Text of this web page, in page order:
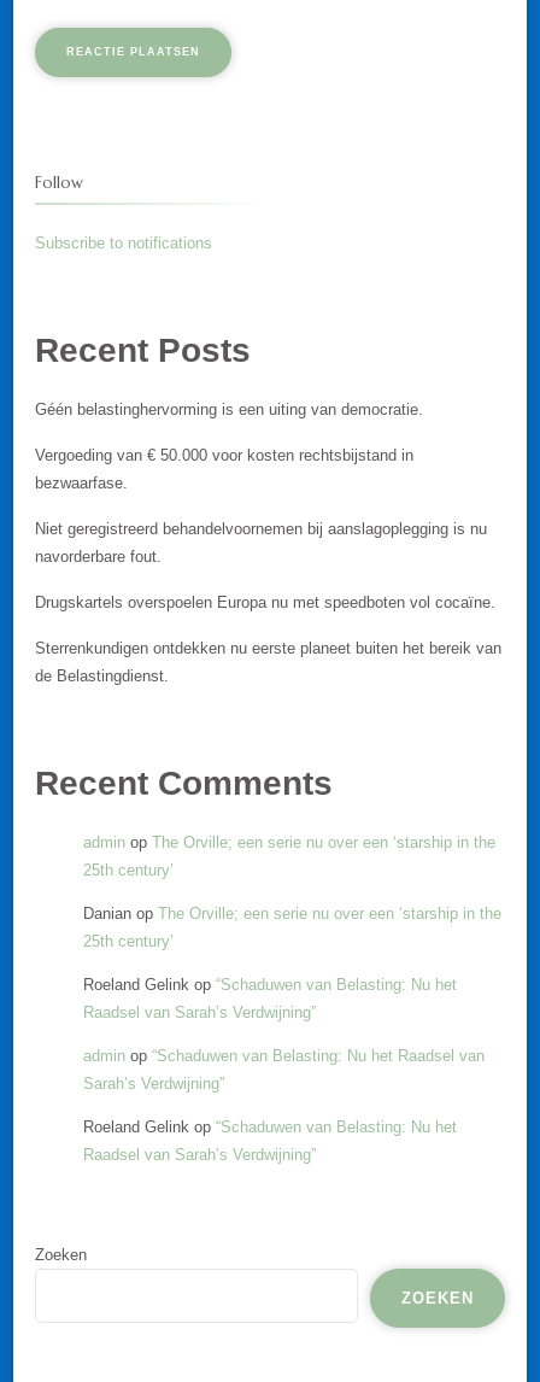
Follow
Subscribe to notifications
Recent Posts
Géén belastinghervorming is een uiting van democratie.
Vergoeding van € 50.000 voor kosten rechtsbijstand in
bezwaarfase.
Niet geregistreerd behandelvoornemen bij aanslagoplegging is nu
navorderbare fout.
Drugskartels overspoelen Europa nu met speedboten vol cocaïne.
Sterrenkundigen ontdekken nu eerste planeet buiten het bereik van
de Belastingdienst.
Recent Comments
admin op The Orville; een serie nu over een ‘starship in the
25th century’
Danian op The Orville; een serie nu over een ‘starship in the
25th century’
Roeland Gelink op “Schaduwen van Belasting: Nu het
Raadsel van Sarah’s Verdwijning”
admin op “Schaduwen van Belasting: Nu het Raadsel van
Sarah’s Verdwijning”
Roeland Gelink op “Schaduwen van Belasting: Nu het
Raadsel van Sarah’s Verdwijning”
Zoeken
ZOEKEN